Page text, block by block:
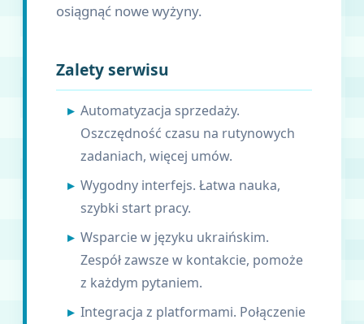
osiągnąć nowe wyżyny.
Zalety serwisu
Automatyzacja sprzedaży.
Oszczędność czasu na rutynowych
zadaniach, więcej umów.
Wygodny interfejs. Łatwa nauka,
szybki start pracy.
Wsparcie w języku ukraińskim.
Zespół zawsze w kontakcie, pomoże
z każdym pytaniem.
Integracja z platformami. Połączenie